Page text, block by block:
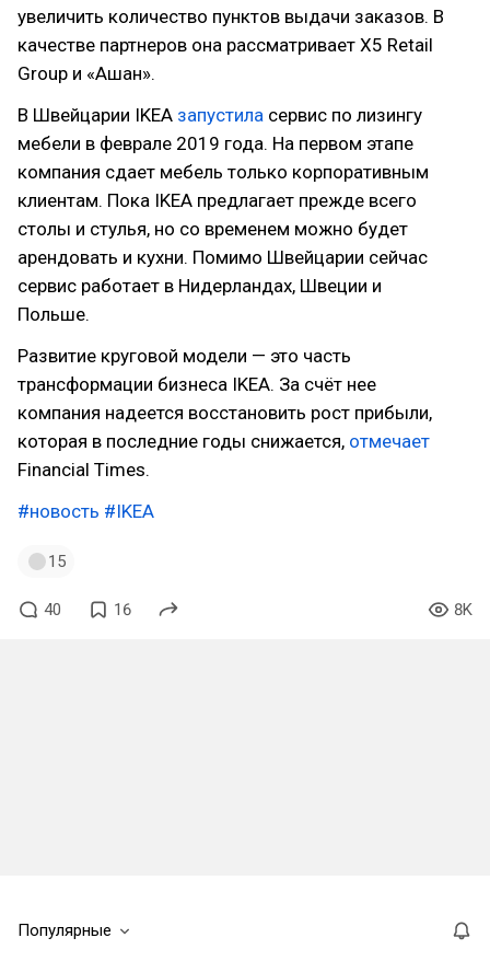
увеличить количество пунктов выдачи заказов. В
качестве партнеров она рассматривает X5 Retail
Group и «Ашан».
В Швейцарии IKEA запустила сервис по лизингу
мебели в феврале 2019 года. На первом этапе
компания сдает мебель только корпоративным
клиентам. Пока IKEA предлагает прежде всего
столы и стулья, но со временем можно будет
арендовать и кухни. Помимо Швейцарии сейчас
сервис работает в Нидерландах, Швеции и
Польше.
Развитие круговой модели — это часть
трансформации бизнеса IKEA. За счёт нее
компания надеется восстановить рост прибыли,
которая в последние годы снижается, отмечает
Financial Times.
#новость #IKEA
15
40 16 8K
Популярные